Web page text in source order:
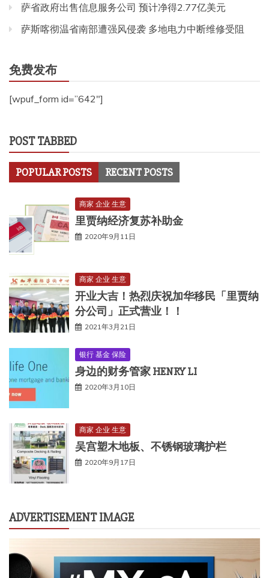
萨省政府出售信息服务公司 预计净得2.77亿美元
萨斯喀彻温省南部遭强风侵袭 多地电力中断维修受阻
免费发布
[wpuf_form id=”642″]
POST TABBED
POPULAR POSTS RECENT POSTS
商家 企业 生意
里贾纳经济复苏补助金
2020年9月11日
商家 企业 生意
开业大吉！热烈庆祝加华移民「里贾纳
分公司」正式营业！！
2021年3月21日
银行 基金 保险
身边的财务管家 HENRY LI
2020年3月10日
商家 企业 生意
吴宫塑木地板、不锈钢玻璃护栏
2020年9月17日
ADVERTISEMENT IMAGE